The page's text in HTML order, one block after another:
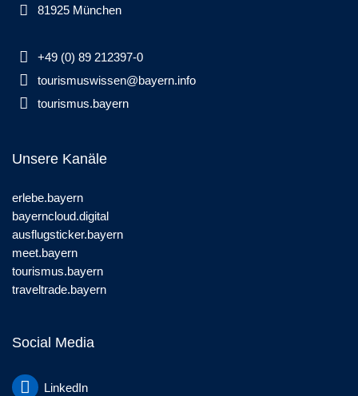
81925 München
+49 (0) 89 212397-0
tourismuswissen@bayern.info
tourismus.bayern
Unsere Kanäle
erlebe.bayern
bayerncloud.digital
ausflugsticker.bayern
meet.bayern
tourismus.bayern
traveltrade.bayern
Social Media
LinkedIn